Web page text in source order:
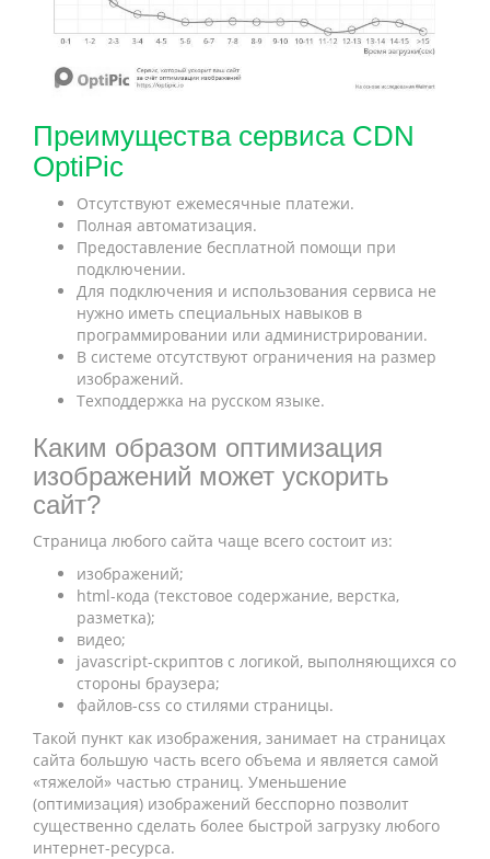
Преимущества сервиса CDN
OptiPic
Отсутствуют ежемесячные платежи.
Полная автоматизация.
Предоставление бесплатной помощи при
подключении.
Для подключения и использования сервиса не
нужно иметь специальных навыков в
программировании или администрировании.
В системе отсутствуют ограничения на размер
изображений.
Техподдержка на русском языке.
Каким образом оптимизация
изображений может ускорить
сайт?
Страница любого сайта чаще всего состоит из:
изображений;
html-кода (текстовое содержание, верстка,
разметка);
видео;
javascript-скриптов с логикой, выполняющихся со
стороны браузера;
файлов-css со стилями страницы.
Такой пункт как изображения, занимает на страницах
сайта большую часть всего объема и является самой
«тяжелой» частью страниц. Уменьшение
(оптимизация) изображений бесспорно позволит
существенно сделать более быстрой загрузку любого
интернет-ресурса.